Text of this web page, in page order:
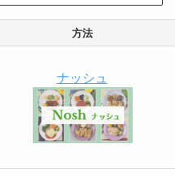
方法
ナッシュ